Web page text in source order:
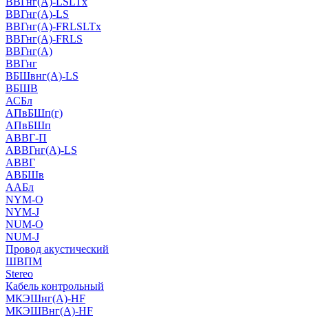
ВВГнг(А)-LS
ВВГнг(А)-FRLSLTx
ВВГнг(А)-FRLS
ВВГнг(А)
ВВГнг
ВБШвнг(А)-LS
ВБШВ
АСБл
АПвБШп(г)
АПвБШп
АВВГ-П
АВВГнг(А)-LS
АВВГ
АВБШв
ААБл
NYM-O
NYM-J
NUM-О
NUM-J
Провод акустический
ШВПМ
Stereo
Кабель контрольный
МКЭШнг(A)-HF
МКЭШВнг(А)-HF